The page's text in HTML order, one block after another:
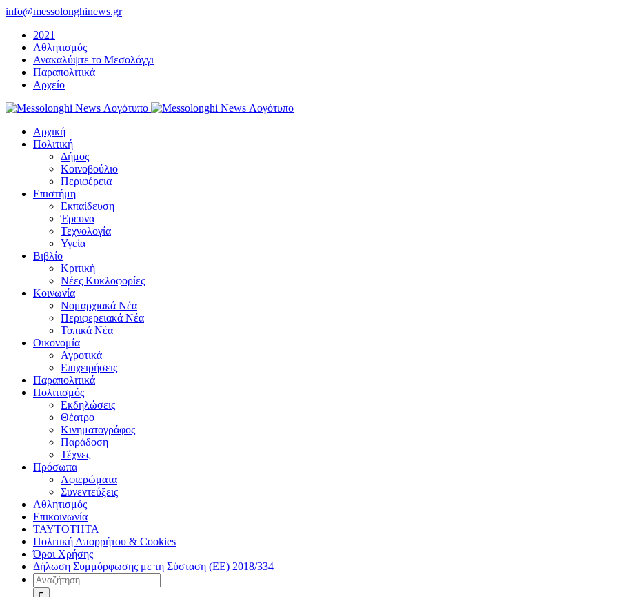
Μετάβαση
περιεχόμενο
info@messolonghinews.gr
2021
Αθλητισμός
Ανακαλύψτε το Μεσολόγγι
Παραπολιτικά
Αρχείο
Αρχική
Πολιτική
Δήμος
Κοινοβούλιο
Περιφέρεια
Επιστήμη
Εκπαίδευση
Έρευνα
Τεχνολογία
Υγεία
Βιβλίο
Κριτική
Νέες Κυκλοφορίες
Κοινωνία
Νομαρχιακά Νέα
Περιφερειακά Νέα
Τοπικά Νέα
Οικονομία
Αγροτικά
Επιχειρήσεις
Παραπολιτικά
Πολιτισμός
Εκδηλώσεις
Θέατρο
Κινηματογράφος
Παράδοση
Τέχνες
Πρόσωπα
Αφιερώματα
Συνεντεύξεις
Αθλητισμός
Επικοινωνία
ΤΑΥΤΟΤΗΤΑ
Πολιτική Απορρήτου & Cookies
Όροι Χρήσης
Δήλωση Συμμόρφωσης με τη Σύσταση (ΕΕ) 2018/334
Αναζήτηση
για: